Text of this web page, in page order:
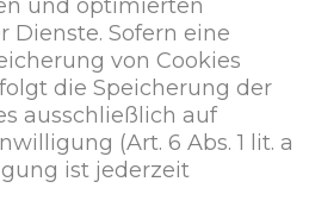
und optimierten
Dienste. Sofern eine
von Cookies
die Speicherung der
ausschließlich auf
(Art. 6 Abs. 1 lit. a
ist jederzeit